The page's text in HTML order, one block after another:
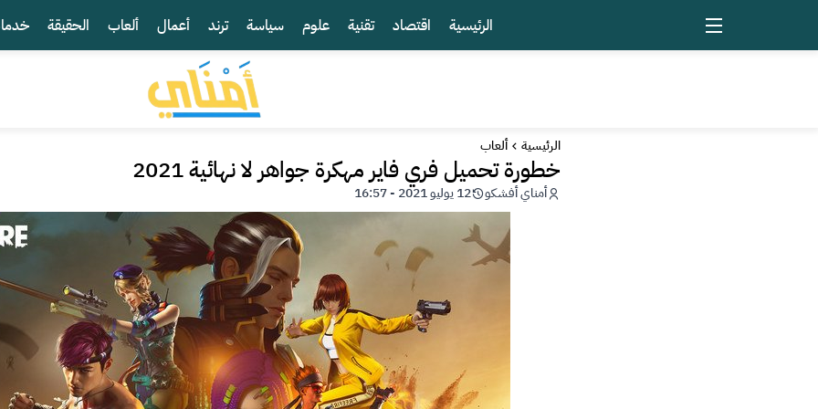
الرئيسية اقتصاد تقنية علوم سياسة ترند أعمال ألعاب الحقيقة
الرئيسية ألعاب
خطورة تحميل فري فاير مهكرة جواهر لا نهائية 2021
أمناي أفشكو 12 يوليو 2021 - 16:57